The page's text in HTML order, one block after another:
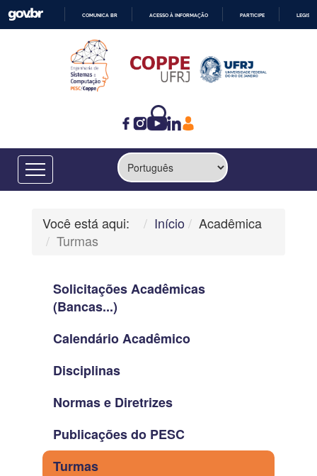
CONTEÚDO
COMUNICA BR ACESSO À INFORMAÇÃO PARTICIPE
Você está aqui: Início
Acadêmica
Turmas
Solicitações Acadêmicas
(Bancas...)
Calendário Acadêmico
Disciplinas
Normas e Diretrizes
Publicações do PESC
Turmas